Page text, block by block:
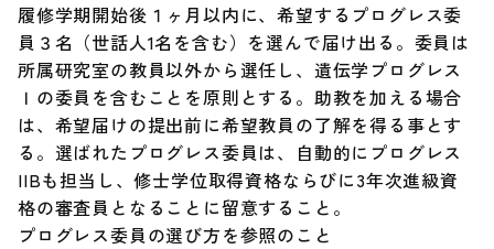
履修学期開始後１ヶ月以内に、希望するプログレス委
員３名（世話人1名を含む）を選んで届け出る。委員は
所属研究室の教員以外から選任し、遺伝学プログレス
Ｉの委員を含むことを原則とする。助教を加える場合
は、希望届けの提出前に希望教員の了解を得る事とす
る。選ばれたプログレス委員は、自動的にプログレス
IIBも担当し、修士学位取得資格ならびに3年次進級資
格の審査員となることに留意すること。
プログレス委員の選び方を参照のこと